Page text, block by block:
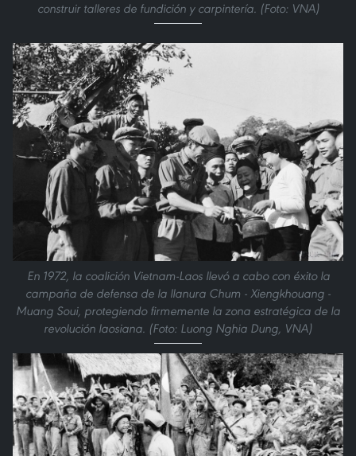
construir talleres de fundición y carpintería. (Foto: VNA)
En 1972, la coalición Vietnam-Laos llevó a cabo con éxito la
campaña de defensa de la llanura Chum - Xiengkhouang -
Muang Soui, protegiendo firmemente la zona estratégica de la
revolución laosiana. (Foto: Luong Nghia Dung, VNA)